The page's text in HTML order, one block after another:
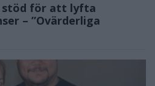
stöd för att lyfta
– ”Ovärderliga